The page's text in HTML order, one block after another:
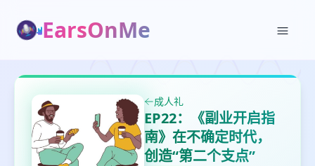
EarsOnMe
成人礼
EP22：《副业开启指
南》在不确定时代，
创造“第二个支点”
打分
鼠标下留人
删除确认